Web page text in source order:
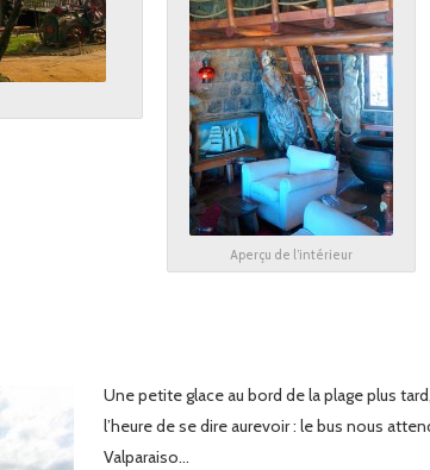
Aperçu de l’intérieur
Une petite glace au bord de la plage plus
l’heure de se dire aurevoir : le bus nous
Valparaiso…